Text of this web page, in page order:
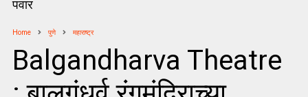
Home पुणे महाराष्ट्र
Balgandharva Theatre